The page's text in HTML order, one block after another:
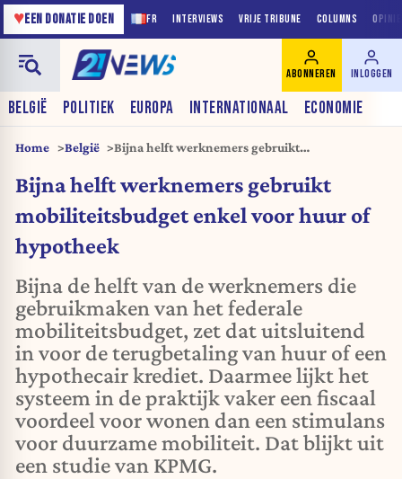
FR INTERVIEWS VRIJE TRIBUNE COLUMNS
♥EEN DONATIE DOEN
BELGIË POLITIEK EUROPA INTERNATIONAAL ECONOMIE
ABONNEREN INLOGGEN
Home België
Bijna helft werknemers gebruikt
Bijna helft werknemers gebruikt
mobiliteitsbudget enkel voor huur of
hypotheek
Bijna de helft van de werknemers die
gebruikmaken van het federale
mobiliteitsbudget, zet dat uitsluitend
in voor de terugbetaling van huur of een
hypothecair krediet. Daarmee lijkt het
systeem in de praktijk vaker een fiscaal
voordeel voor wonen dan een stimulans
voor duurzame mobiliteit. Dat blijkt uit
een studie van KPMG.